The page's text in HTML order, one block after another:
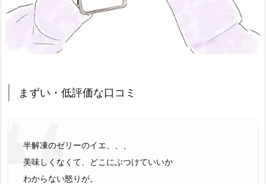
まずい・低評価な口コミ
半解凍のゼリーのイエ、、、
美味しくなくて、どこにぶつけていいか
わからない怒りが。